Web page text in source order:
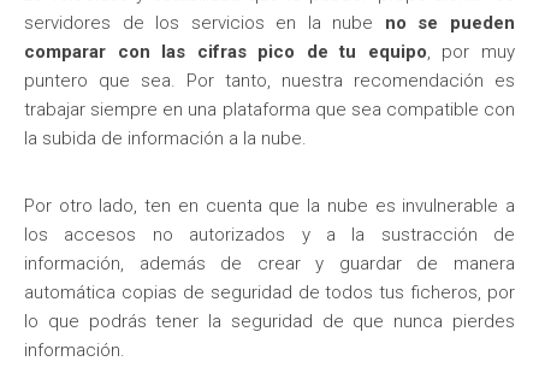
servidores de los servicios en la nube no se pueden
comparar con las cifras pico de tu equipo, por muy
puntero que sea. Por tanto, nuestra recomendación es
trabajar siempre en una plataforma que sea compatible con
la subida de información a la nube.
Por otro lado, ten en cuenta que la nube es invulnerable a
los accesos no autorizados y a la sustracción de
información, además de crear y guardar de manera
automática copias de seguridad de todos tus ficheros, por
lo que podrás tener la seguridad de que nunca pierdes
información.